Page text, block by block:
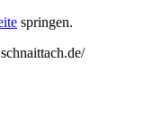
springen.